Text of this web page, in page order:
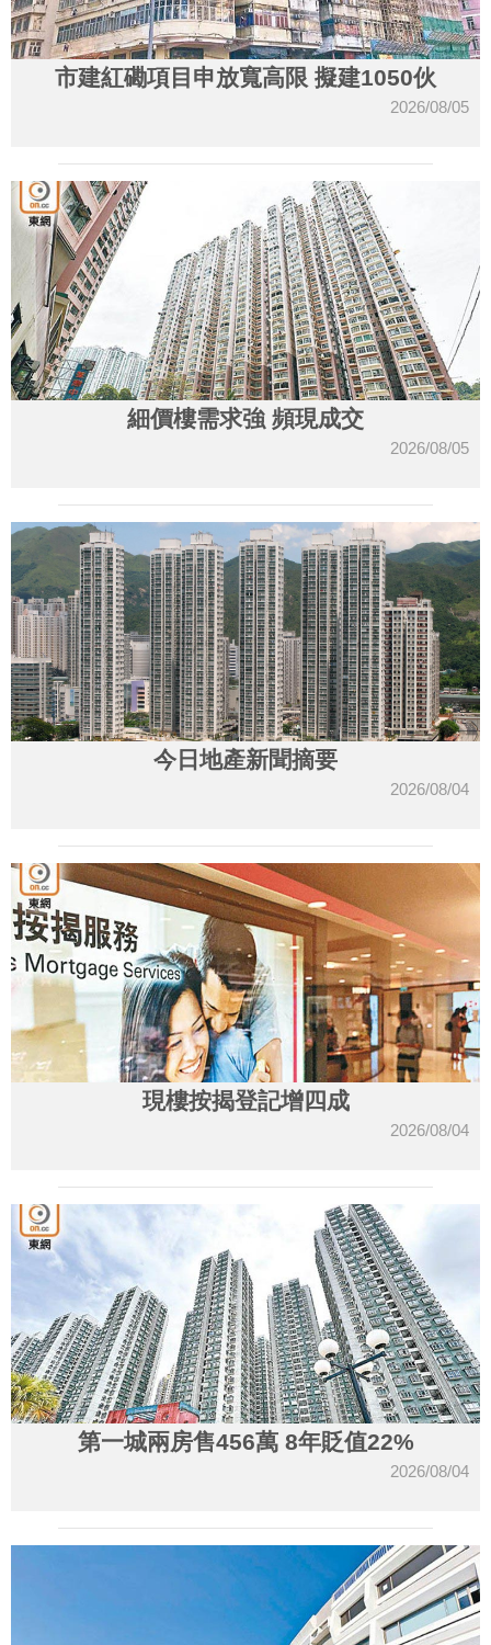
市建紅磡項目申放寬高限 擬建1050伙
2026/08/05
細價樓需求強 頻現成交
2026/08/05
今日地產新聞摘要
2026/08/04
現樓按揭登記增四成
2026/08/04
第一城兩房售456萬 8年貶值22%
2026/08/04